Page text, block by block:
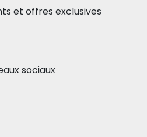
et offres exclusives
sociaux